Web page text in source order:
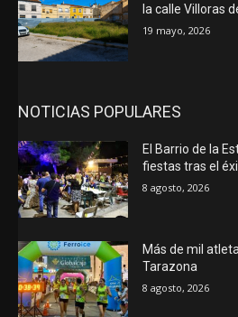
la calle Villoras
19 mayo, 2026
NOTICIAS POPULARES
El Barrio de la
fiestas tras el
8 agosto, 2026
Más de mil
Tarazona
8 agosto, 2026